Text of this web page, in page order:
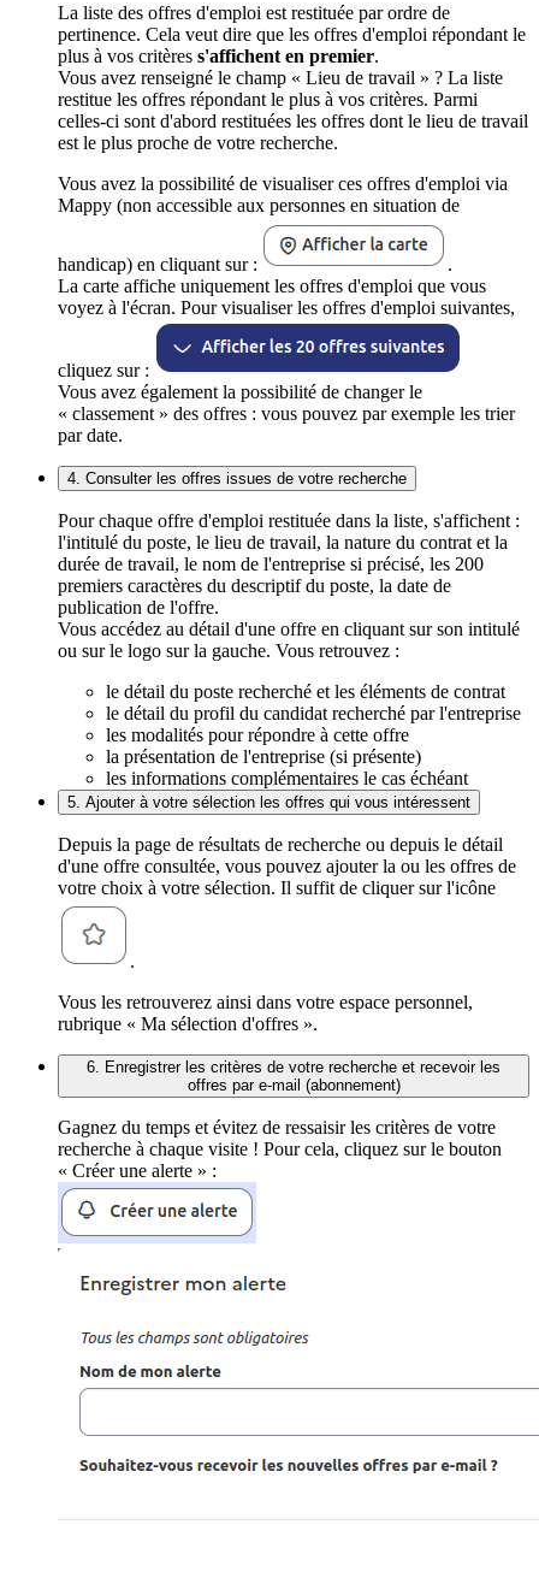
La liste des offres d'emploi est restituée par ordre de
pertinence. Cela veut dire que les offres d'emploi répondant le
plus à vos critères s'affichent en premier.
Vous avez renseigné le champ « Lieu de travail » ? La liste
restitue les offres répondant le plus à vos critères. Parmi
celles-ci sont d'abord restituées les offres dont le lieu de travail
est le plus proche de votre recherche.
Vous avez la possibilité de visualiser ces offres d'emploi via
Mappy (non accessible aux personnes en situation de
handicap) en cliquant sur :
.
La carte affiche uniquement les offres d'emploi que vous
voyez à l'écran. Pour visualiser les offres d'emploi suivantes,
cliquez sur :
Vous avez également la possibilité de changer le
« classement » des offres : vous pouvez par exemple les trier
par date.
4. Consulter les offres issues de votre recherche
Pour chaque offre d'emploi restituée dans la liste, s'affichent :
l'intitulé du poste, le lieu de travail, la nature du contrat et la
durée de travail, le nom de l'entreprise si précisé, les 200
premiers caractères du descriptif du poste, la date de
publication de l'offre.
Vous accédez au détail d'une offre en cliquant sur son intitulé
ou sur le logo sur la gauche. Vous retrouvez :
le détail du poste recherché et les éléments de contrat
le détail du profil du candidat recherché par l'entreprise
les modalités pour répondre à cette offre
la présentation de l'entreprise (si présente)
les informations complémentaires le cas échéant
5. Ajouter à votre sélection les offres qui vous intéressent
Depuis la page de résultats de recherche ou depuis le détail
d'une offre consultée, vous pouvez ajouter la ou les offres de
votre choix à votre sélection. Il suffit de cliquer sur l'icône
.
Vous les retrouverez ainsi dans votre espace personnel,
rubrique « Ma sélection d'offres ».
6. Enregistrer les critères de votre recherche et recevoir les
offres par e-mail (abonnement)
Gagnez du temps et évitez de ressaisir les critères de votre
recherche à chaque visite ! Pour cela, cliquez sur le bouton
« Créer une alerte » :